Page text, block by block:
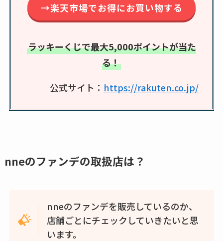
エッセンシャルフラ
ットが廃盤？なぜ？
売ってない？どこで
売ってるか・代替品
など解説
ビタクラフトのウル
キーピング販売終了
は？代わりの代用品
も調査
→楽天市場でお得にお買い物する
ラッキーくじで最大5,000ポイントが当た
る！
公式サイト： https://rakuten.co.jp/
nneのファンデの取扱店は？
nneのファンデを販売しているのか、
店舗ごとにチェックしていきたいと思
います。